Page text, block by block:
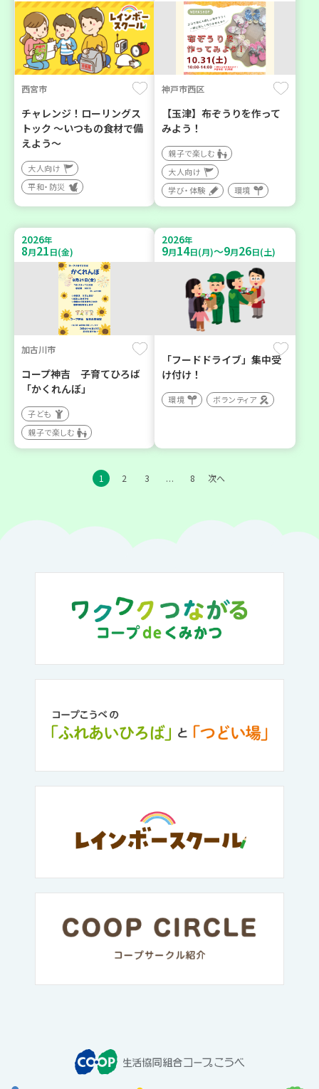
西宮市
チャレンジ！ローリングス
トック ～いつもの食材で備
えよう～
大人向け
平和・防災
神戸市西区
【玉津】布ぞうりを作って
みよう！
親子で楽しむ
大人向け
学び・体験
環境
2026年
8月21日(金)
加古川市
コープ神吉 子育てひろば
「かくれんぼ」
子ども
親子で楽しむ
2026年
9月14日(月)～9月26日(土)
「フードドライブ」集中受
け付け！
環境 ボランティア
1 2 3 … 8 次へ